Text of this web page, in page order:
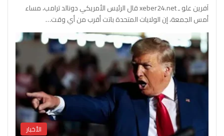
آفرين علو ـ xeber24.net قال الرئيس الأمريكي دونالد ترامب، مساء
أمس الجمعة، إن الولايات المتحدة باتت أقرب من أي وقت…
الأخبار